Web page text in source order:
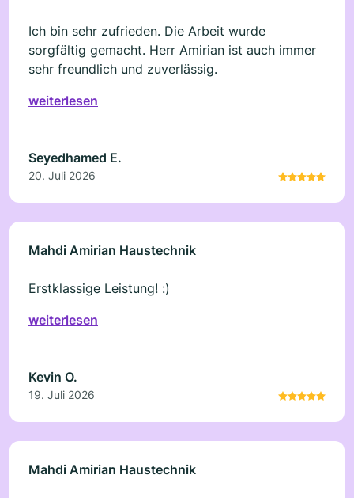
Ich bin sehr zufrieden. Die Arbeit wurde
sorgfältig gemacht. Herr Amirian ist auch immer
sehr freundlich und zuverlässig.
weiterlesen
Seyedhamed E.
20. Juli 2026
Mahdi Amirian Haustechnik
Erstklassige Leistung! :)
weiterlesen
Kevin O.
19. Juli 2026
Mahdi Amirian Haustechnik